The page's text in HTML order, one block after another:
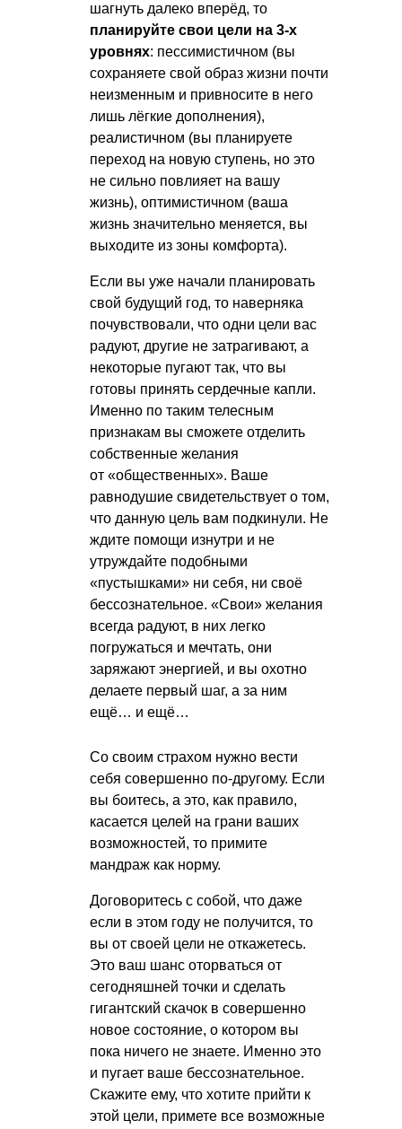
шагнуть далеко вперёд, то
планируйте свои цели на 3-х
уровнях: пессимистичном (вы
сохраняете свой образ жизни почти
неизменным и привносите в него
лишь лёгкие дополнения),
реалистичном (вы планируете
переход на новую ступень, но это
не сильно повлияет на вашу
жизнь), оптимистичном (ваша
жизнь значительно меняется, вы
выходите из зоны комфорта).
Если вы уже начали планировать
свой будущий год, то наверняка
почувствовали, что одни цели вас
радуют, другие не затрагивают, а
некоторые пугают так, что вы
готовы принять сердечные капли.
Именно по таким телесным
признакам вы сможете отделить
собственные желания
от «общественных». Ваше
равнодушие свидетельствует о том,
что данную цель вам подкинули. Не
ждите помощи изнутри и не
утруждайте подобными
«пустышками» ни себя, ни своё
бессознательное. «Свои» желания
всегда радуют, в них легко
погружаться и мечтать, они
заряжают энергией, и вы охотно
делаете первый шаг, а за ним
ещё… и ещё…
Со своим страхом нужно вести
себя совершенно по-другому. Если
вы боитесь, а это, как правило,
касается целей на грани ваших
возможностей, то примите
мандраж как норму.
Договоритесь с собой, что даже
если в этом году не получится, то
вы от своей цели не откажетесь.
Это ваш шанс оторваться от
сегодняшней точки и сделать
гигантский скачок в совершенно
новое состояние, о котором вы
пока ничего не знаете. Именно это
и пугает ваше бессознательное.
Скажите ему, что хотите прийти к
этой цели, примете все возможные